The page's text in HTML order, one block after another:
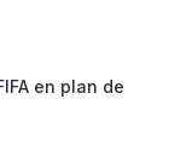
en plan de